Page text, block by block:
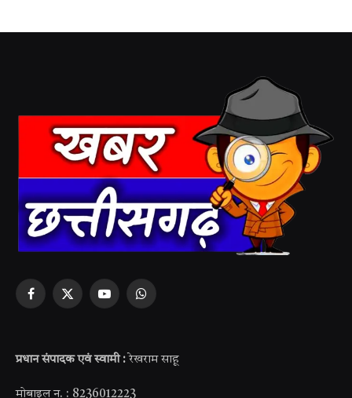
Facebook
X
YouTubeWhatsApp
प्रधान संपादक एवं स्वामी : रेखराम साहू
मोबाइल न. : 8236012223